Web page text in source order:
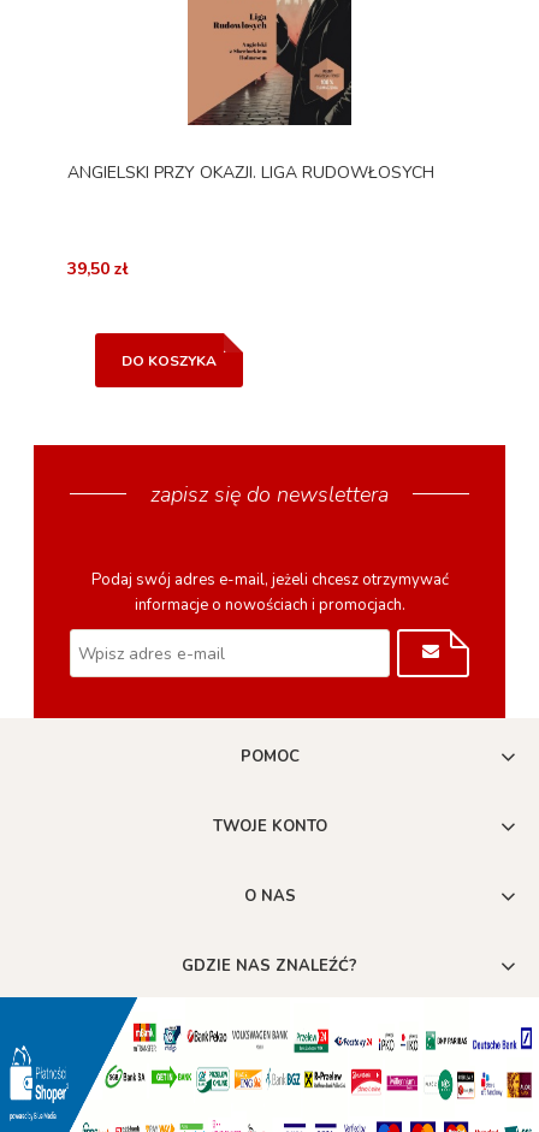
ANGIELSKI PRZY OKAZJI. LIGA RUDOWŁOSYCH
39,50 zł
DO KOSZYKA
zapisz się do newslettera
Podaj swój adres e-mail, jeżeli chcesz otrzymywać
informacje o nowościach i promocjach.
POMOC
TWOJE KONTO
O NAS
GDZIE NAS ZNALEŹĆ?